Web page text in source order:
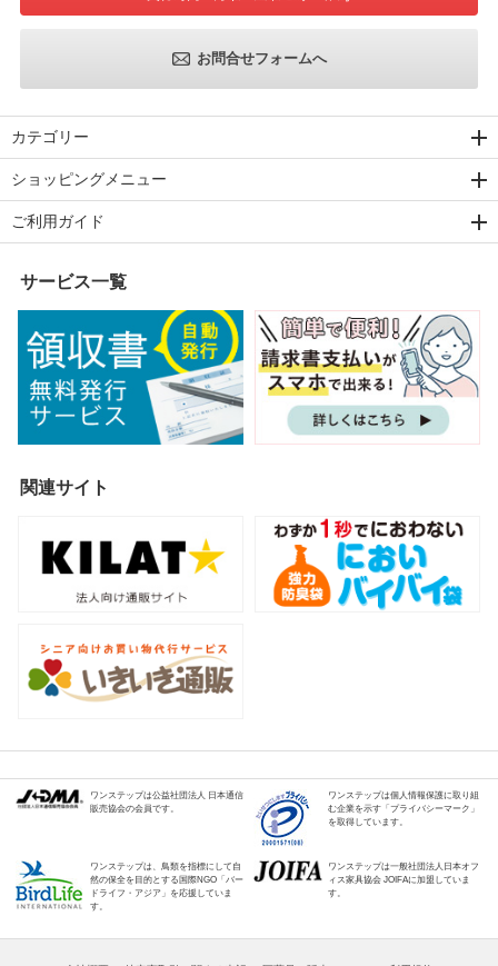
お問合せフォームへ
カテゴリー
ショッピングメニュー
ご利用ガイド
サービス一覧
関連サイト
ワンステップは公益社団法人 日本通信
販売協会の会員です。
ワンステップは個人情報保護に取り組
む企業を示す「プライバシーマーク」
を取得しています。
ワンステップは、鳥類を指標にして自
然の保全を目的とする国際NGO「バー
ドライフ・アジア」を応援していま
す。
ワンステップは一般社団法人日本オフ
ィス家具協会 JOIFAに加盟していま
す。